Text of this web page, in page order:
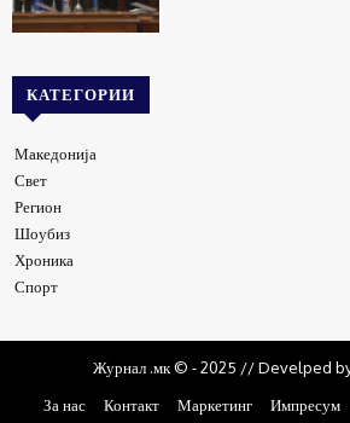
КАТЕГОРИИ
Македонија
Свет
Регион
Шоубиз
Хроника
Спорт
Журнал .мк © - 2025 // Develped
За нас
Контакт Маркетинг Импресум